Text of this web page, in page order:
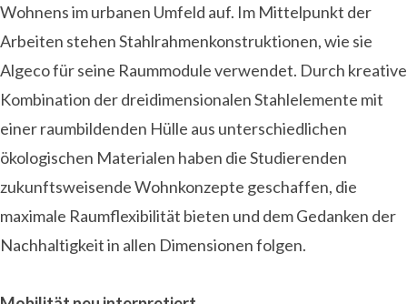
Wohnens im urbanen Umfeld auf. Im Mittelpunkt der
Arbeiten stehen Stahlrahmenkonstruktionen, wie sie
Algeco für seine Raummodule verwendet. Durch kreative
Kombination der dreidimensionalen Stahlelemente mit
einer raumbildenden Hülle aus unterschiedlichen
ökologischen Materialen haben die Studierenden
zukunftsweisende Wohnkonzepte geschaffen, die
maximale Raumflexibilität bieten und dem Gedanken der
Nachhaltigkeit in allen Dimensionen folgen.